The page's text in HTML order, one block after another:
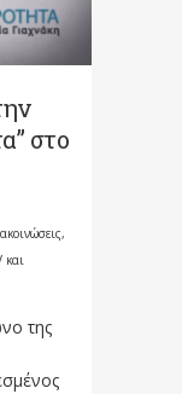
στο
,
και
της